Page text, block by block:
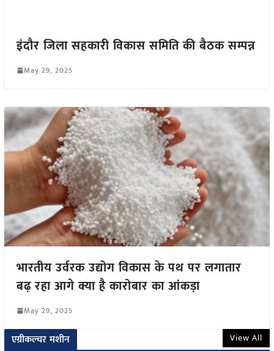
इंदौर जिला सहकारी विकास समिति की बैठक सम्पन्न
May 29, 2025
भारतीय उर्वरक उद्योग विकास के पथ पर लगातार
बढ़ रहा आगे क्या है कारोबार का आंकड़ा
May 29, 2025
एग्रीकल्चर मशीन View All